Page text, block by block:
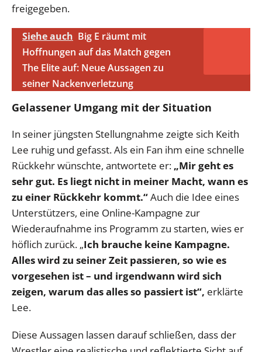
freigegeben.
Siehe auch Big E räumt mit
Hoffnungen auf das Match gegen
The Elite auf: Neue Aussagen zu
seiner Nackenverletzung
Gelassener Umgang mit der Situation
In seiner jüngsten Stellungnahme zeigte sich Keith
Lee ruhig und gefasst. Als ein Fan ihm eine schnelle
Rückkehr wünschte, antwortete er: „Mir geht es
sehr gut. Es liegt nicht in meiner Macht, wann es
zu einer Rückkehr kommt.“Auch die Idee eines
Unterstützers, eine Online-Kampagne zur
Wiederaufnahme ins Programm zu starten, wies er
höflich zurück. „Ich brauche keine Kampagne.
Alles wird zu seiner Zeit passieren, so wie es
vorgesehen ist – und irgendwann wird sich
zeigen, warum das alles so passiert ist“, erklärte
Lee.
Diese Aussagen lassen darauf schließen, dass der